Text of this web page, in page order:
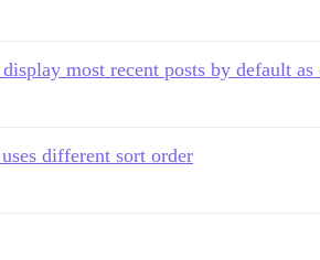
most recent posts by default as
different sort order